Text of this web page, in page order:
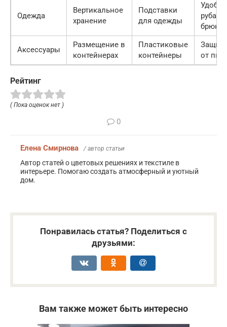
Одежда
Вертикальное
хранение
Подставки
для одежды
брюк
Аксессуары
Размещение в
контейнерах
Пластиковые
контейнеры
от
Рейтинг
( Пока оценок нет )
0
Елена Смирнова / автор статьи
Автор статей о цветовых решениях и текстиле в
интерьере. Помогаю создать атмосферный и уютный
дом.
Понравилась статья? Поделиться с
друзьями:
Вам также может быть интересно